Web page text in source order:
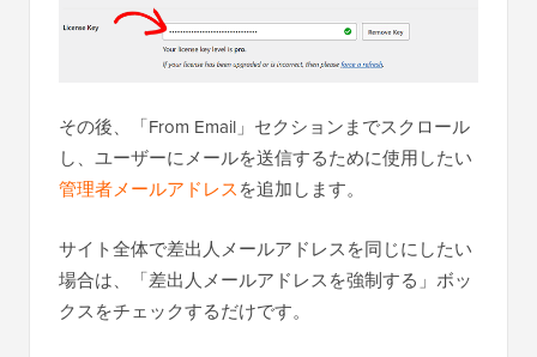
その後、「From Email」セクションまでスクロール
し、ユーザーにメールを送信するために使用したい
管理者メールアドレスを追加します。
サイト全体で差出人メールアドレスを同じにしたい
場合は、「差出人メールアドレスを強制する」ボッ
クスをチェックするだけです。